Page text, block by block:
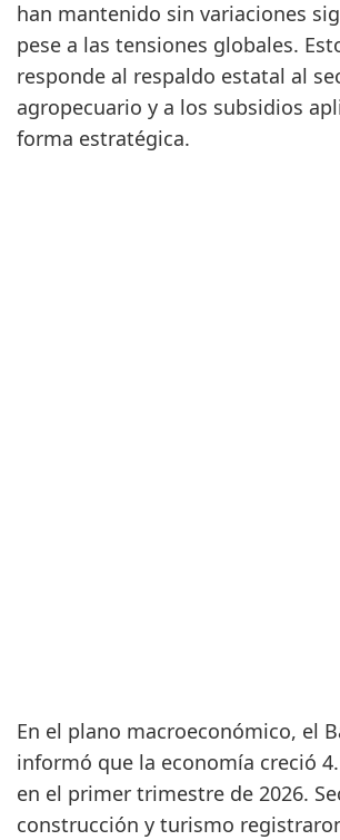
han mantenido sin variaciones
pese a las tensiones globales.
responde al respaldo estatal al
agropecuario y a los subsidios
forma estratégica.
En el plano macroeconómico, el
informó que la economía creció
en el primer trimestre de 2026.
construcción y turismo